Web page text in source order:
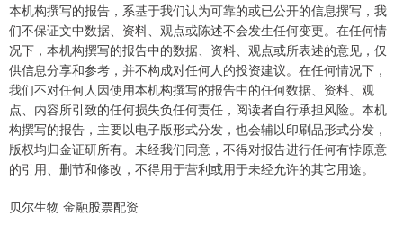
本机构撰写的报告，系基于我们认为可靠的或已公开的信息撰写，我
们不保证文中数据、资料、观点或陈述不会发生任何变更。在任何情
况下，本机构撰写的报告中的数据、资料、观点或所表述的意见，仅
供信息分享和参考，并不构成对任何人的投资建议。在任何情况下，
我们不对任何人因使用本机构撰写的报告中的任何数据、资料、观
点、内容所引致的任何损失负任何责任，阅读者自行承担风险。本机
构撰写的报告，主要以电子版形式分发，也会辅以印刷品形式分发，
版权均归金证研所有。未经我们同意，不得对报告进行任何有悖原意
的引用、删节和修改，不得用于营利或用于未经允许的其它用途。
贝尔生物 金融股票配资